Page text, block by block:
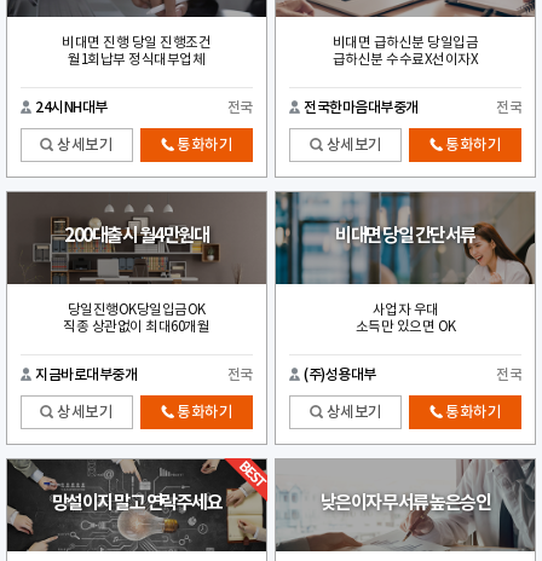
비대면 진행 당일 진행조건
월1회납부 정식대부업체
24시NH대부 전국
상세보기 통화하기
비대면 급하신분 당일입금
급하신분 수수료X선이자X
전국한마음대부중개 전국
상세보기 통화하기
200대출시 월4만원대
당일진행OK당일입금OK
직종 상관없이 최대60개월
지금바로대부중개 전국
상세보기 통화하기
비대면 당일 간단서류
사업자 우대
소득만 있으면 OK
(주)성용대부 전국
상세보기 통화하기
망설이지 말고 연락주세요 낮은이자 무서류 높은승인